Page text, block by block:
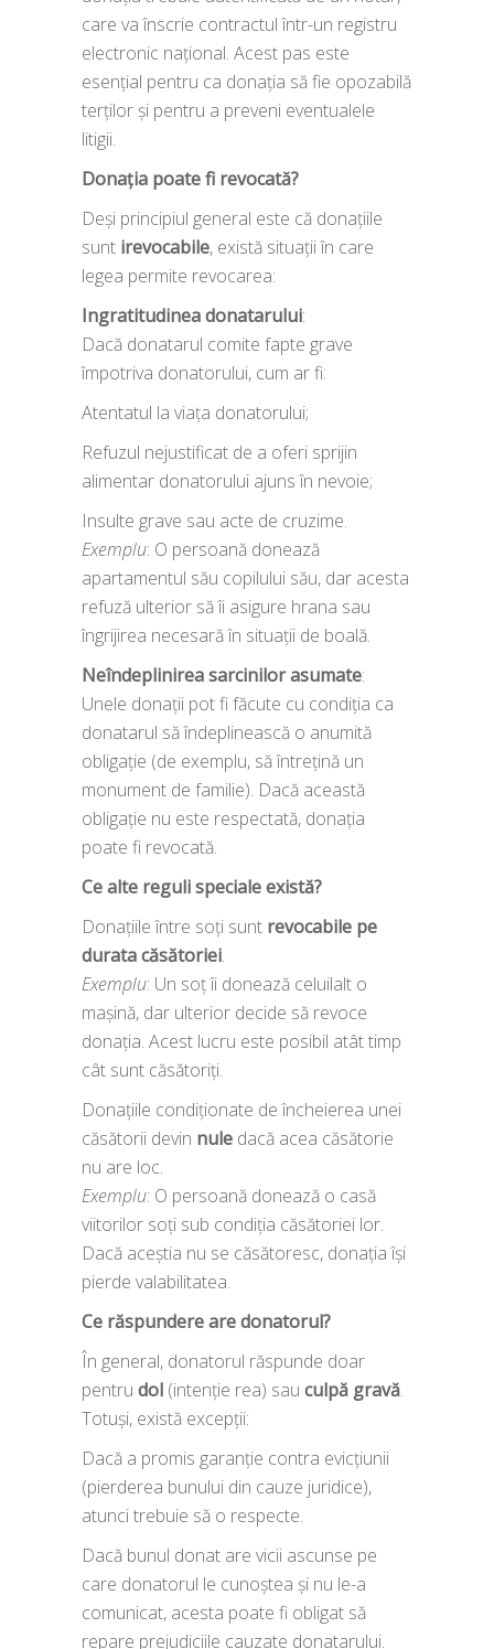
care va înscrie contractul într-un registru
electronic național. Acest pas este
esențial pentru ca donația să fie opozabilă
terților și pentru a preveni eventualele
litigii.
Donația poate fi revocată?
Deși principiul general este că donațiile
sunt irevocabile, există situații în care
legea permite revocarea:
Ingratitudinea donatarului:
Dacă donatarul comite fapte grave
împotriva donatorului, cum ar fi:
Atentatul la viața donatorului;
Refuzul nejustificat de a oferi sprijin
alimentar donatorului ajuns în nevoie;
Insulte grave sau acte de cruzime.
Exemplu: O persoană donează
apartamentul său copilului său, dar acesta
refuză ulterior să îi asigure hrana sau
îngrijirea necesară în situații de boală.
Neîndeplinirea sarcinilor asumate:
Unele donații pot fi făcute cu condiția ca
donatarul să îndeplinească o anumită
obligație (de exemplu, să întrețină un
monument de familie). Dacă această
obligație nu este respectată, donația
poate fi revocată.
Ce alte reguli speciale există?
Donațiile între soți sunt revocabile pe
durata căsătoriei.
Exemplu: Un soț îi donează celuilalt o
mașină, dar ulterior decide să revoce
donația. Acest lucru este posibil atât timp
cât sunt căsătoriți.
Donațiile condiționate de încheierea unei
căsătorii devin nule dacă acea căsătorie
nu are loc.
Exemplu: O persoană donează o casă
viitorilor soți sub condiția căsătoriei lor.
Dacă aceștia nu se căsătoresc, donația își
pierde valabilitatea.
Ce răspundere are donatorul?
În general, donatorul răspunde doar
pentru dol (intenție rea) sau culpă gravă.
Totuși, există excepții:
Dacă a promis garanție contra evicțiunii
(pierderea bunului din cauze juridice),
atunci trebuie să o respecte.
Dacă bunul donat are vicii ascunse pe
care donatorul le cunoștea și nu le-a
comunicat, acesta poate fi obligat să
repare prejudiciile cauzate donatarului.